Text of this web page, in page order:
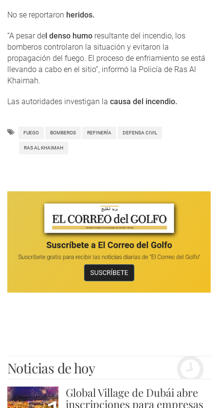
No se reportaron heridos.
“A pesar del denso humo resultante del incendio, los
bomberos controlaron la situación y evitaron la
propagación del fuego. El proceso de enfriamiento se está
llevando a cabo en el sitio”, informó la Policía de Ras Al
Khaimah.
Las autoridades investigan la causa del incendio.
FUEGO BOMBEROS REFINERÍA DEFENSA CIVIL
RAS AL KHAIMAH
Noticias de hoy
Global Village de Dubái abre
inscripciones para empresas